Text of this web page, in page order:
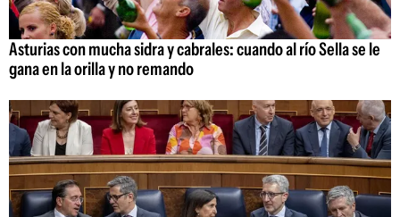
Asturias con mucha sidra y cabrales: cuando al río Sella se le
gana en la orilla y no remando